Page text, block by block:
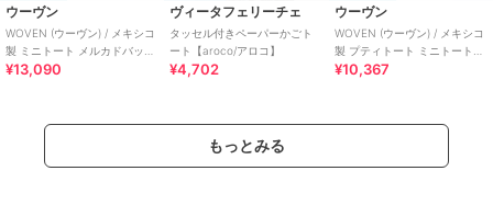
ウーヴン
WOVEN (ウーヴン) / メキシコ
製 ミニトート メルカドバッグ
かごバッグ ミニトートバッグ
¥13,090
ヴィータフェリーチェ
タッセル付きペーパーかごト
ート【aroco/アロコ】
¥4,702
ウーヴン
WOVEN (ウーヴン) / メキシコ
製 プティトート ミニトートバ
ッグ メルカドバッグ かごバッ
¥10,367
もっとみる